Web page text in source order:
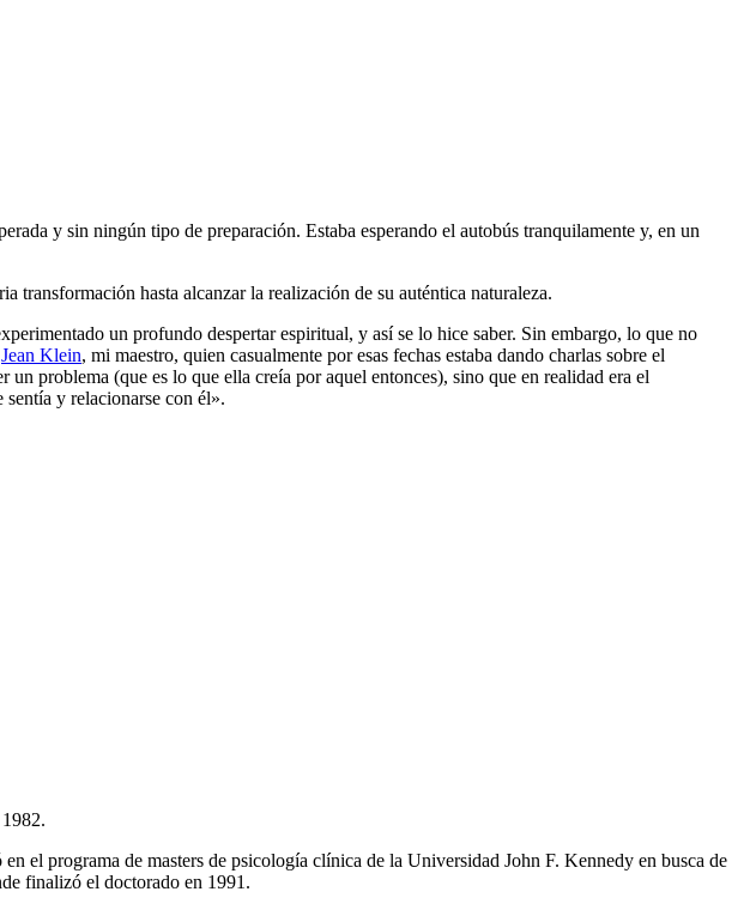
y sin ningún tipo de preparación. Estaba esperando el autobús tranquilamente y, en un
transformación hasta alcanzar la realización de su auténtica naturaleza.
un profundo despertar espiritual, y así se lo hice saber. Sin embargo, lo que no
Jean Klein, mi maestro, quien casualmente por esas fechas estaba dando charlas sobre el
problema (que es lo que ella creía por aquel entonces), sino que en realidad era el
y relacionarse con él».
el programa de masters de psicología clínica de la Universidad John F. Kennedy en busca de
finalizó el doctorado en 1991.